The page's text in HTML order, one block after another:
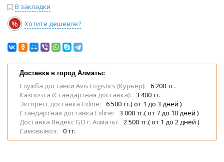
В закладки
% Хотите дешевле?
Доставка в город Алматы:
Служба доставки Avis Logistics (Курьер):
6 200 тг.
Казпочта (Стандартная доставка):
3 400 тг.
Экспресс доставка Exline:
6 500 тг.( от 1 до 3 дней )
Стандартная доставка Exline:
3 000 тг.( от 7 до 10 дней )
Доставка Яндекс GO г. Алматы:
2 500 тг.( от 1 до 2 дней )
Самовывоз:
0 тг.